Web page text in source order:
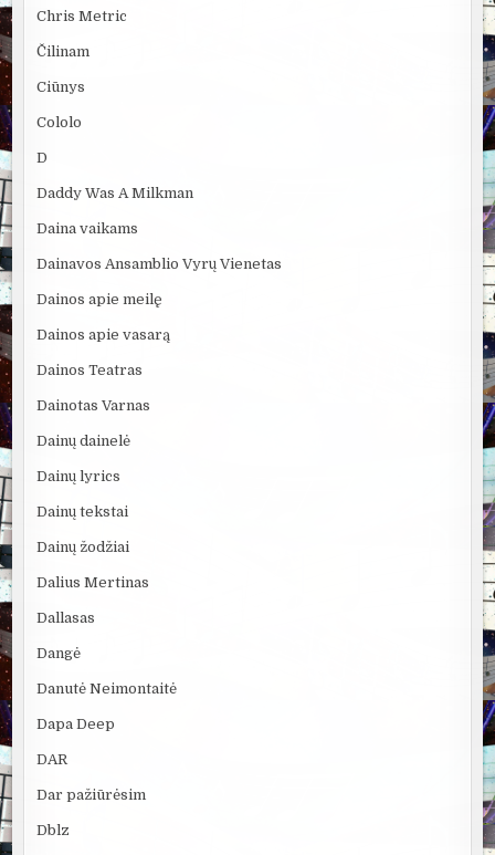
Chris Metric
Čilinam
Ciūnys
Cololo
D
Daddy Was A Milkman
Daina vaikams
Dainavos Ansamblio Vyrų Vienetas
Dainos apie meilę
Dainos apie vasarą
Dainos Teatras
Dainotas Varnas
Dainų dainelė
Dainų lyrics
Dainų tekstai
Dainų žodžiai
Dalius Mertinas
Dallasas
Dangė
Danutė Neimontaitė
Dapa Deep
DAR
Dar pažiūrėsim
Dblz